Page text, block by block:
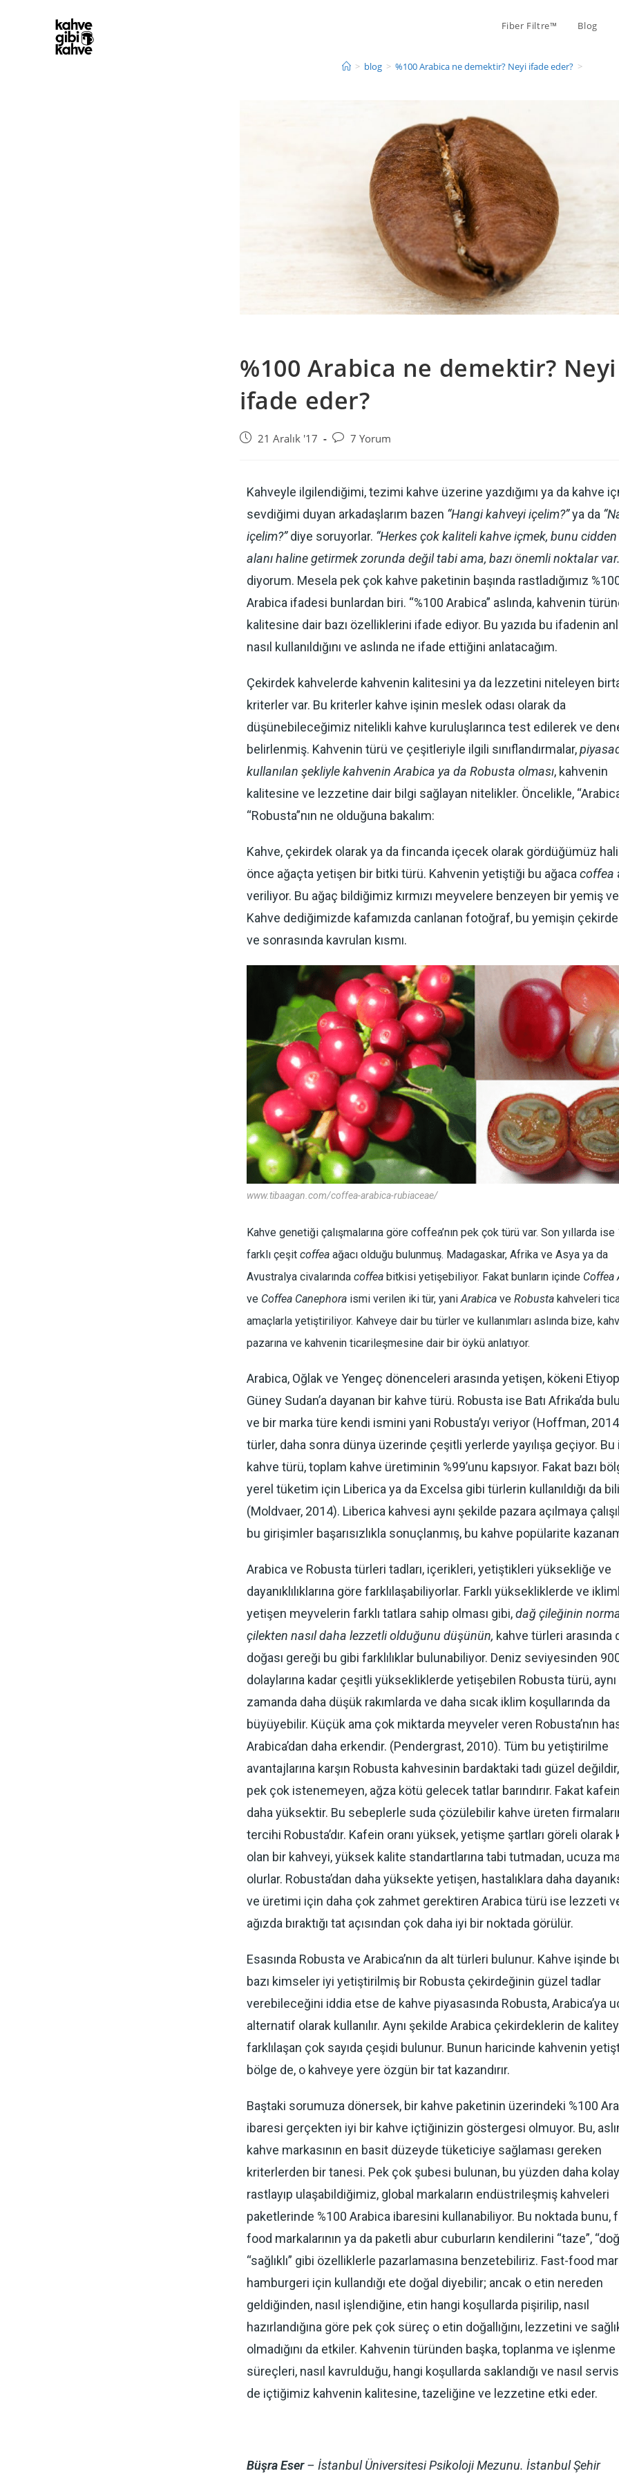
Fiber Filtre™ Blog
> blog > %100 Arabica ne demektir? Neyi ifade eder? >
%100 Arabica ne demektir? Neyi
ifade eder?
21 Aralık '17 7 Yorum
Kahveyle ilgilendiğimi, tezimi kahve üzerine yazdığımı ya da kahve
sevdiğimi duyan arkadaşlarım bazen “Hangi kahveyi içelim?”ya da
içelim?”diye soruyorlar. “Herkes çok kaliteli kahve içmek, bunu
alanı haline getirmek zorunda değil tabi ama, bazı önemli noktalar
diyorum. Mesela pek çok kahve paketinin başında rastladığımız
Arabica ifadesi bunlardan biri. “%100 Arabica” aslında, kahvenin
kalitesine dair bazı özelliklerini ifade ediyor. Bu yazıda bu ifadenin
nasıl kullanıldığını ve aslında ne ifade ettiğini anlatacağım.
Çekirdek kahvelerde kahvenin kalitesini ya da lezzetini niteleyen
kriterler var. Bu kriterler kahve işinin meslek odası olarak da
düşünebileceğimiz nitelikli kahve kuruluşlarınca test edilerek ve
belirlenmiş. Kahvenin türü ve çeşitleriyle ilgili sınıflandırmalar,
kullanılan şekliyle kahvenin Arabica ya da Robusta olması, kahvenin
kalitesine ve lezzetine dair bilgi sağlayan nitelikler. Öncelikle,
“Robusta”nın ne olduğuna bakalım:
Kahve, çekirdek olarak ya da fincanda içecek olarak gördüğümüz
önce ağaçta yetişen bir bitki türü. Kahvenin yetiştiği bu ağaca coffea
veriliyor. Bu ağaç bildiğimiz kırmızı meyvelere benzeyen bir yemiş
Kahve dediğimizde kafamızda canlanan fotoğraf, bu yemişin
ve sonrasında kavrulan kısmı.
www.tibaagan.com/coffea-arabica-rubiaceae/
Kahve genetiği çalışmalarına göre coffea’nın pek çok türü var. Son yıllarda ise
farklı çeşit coffea ağacı olduğu bulunmuş. Madagaskar, Afrika ve Asya ya da
Avustralya civalarında coffea bitkisi yetişebiliyor. Fakat bunların içinde Coffea
ve Coffea Canephora ismi verilen iki tür, yaniArabica ve Robusta kahveleri
amaçlarla yetiştiriliyor. Kahveye dair bu türler ve kullanımları aslında bize,
pazarına ve kahvenin ticarileşmesine dair bir öykü anlatıyor.
Arabica, Oğlak ve Yengeç dönenceleri arasında yetişen, kökeni
Güney Sudan’a dayanan bir kahve türü. Robusta ise Batı Afrika’da
ve bir marka türe kendi ismini yani Robusta’yı veriyor (Hoffman,
türler, daha sonra dünya üzerinde çeşitli yerlerde yayılışa geçiyor. Bu
kahve türü, toplam kahve üretiminin %99’unu kapsıyor. Fakat bazı
yerel tüketim için Liberica ya da Excelsa gibi türlerin kullanıldığı da
(Moldvaer, 2014). Liberica kahvesi aynı şekilde pazara açılmaya
bu girişimler başarısızlıkla sonuçlanmış, bu kahve popülarite
Arabica ve Robusta türleri tadları, içerikleri, yetiştikleri yüksekliğe ve
dayanıklılıklarına göre farklılaşabiliyorlar. Farklı yüksekliklerde ve
yetişen meyvelerin farklı tatlara sahip olması gibi,dağ çileğinin
çilekten nasıl daha lezzetli olduğunu düşünün, kahve türleri arasında
doğası gereği bu gibi farklılıklar bulunabiliyor. Deniz seviyesinden
dolaylarına kadar çeşitli yüksekliklerde yetişebilen Robusta türü, aynı
zamanda daha düşük rakımlarda ve daha sıcak iklim koşullarında da
büyüyebilir. Küçük ama çok miktarda meyveler veren Robusta’nın
Arabica’dan daha erkendir. (Pendergrast, 2010). Tüm bu yetiştirilme
avantajlarına karşın Robusta kahvesinin bardaktaki tadı güzel
pek çok istenemeyen, ağza kötü gelecek tatlar barındırır. Fakat
daha yüksektir. Bu sebeplerle suda çözülebilir kahve üreten
tercihi Robusta’dır. Kafein oranı yüksek, yetişme şartları göreli olarak
olan bir kahveyi, yüksek kalite standartlarına tabi tutmadan, ucuza
olurlar. Robusta’dan daha yüksekte yetişen, hastalıklara daha
ve üretimi için daha çok zahmet gerektiren Arabica türü ise lezzeti
ağızda bıraktığı tat açısından çok daha iyi bir noktada görülür.
Esasında Robusta ve Arabica’nın da alt türleri bulunur. Kahve işinde
bazı kimseler iyi yetiştirilmiş bir Robusta çekirdeğinin güzel tadlar
verebileceğini iddia etse de kahve piyasasında Robusta, Arabica’ya
alternatif olarak kullanılır. Aynı şekilde Arabica çekirdeklerin de
farklılaşan çok sayıda çeşidi bulunur. Bunun haricinde kahvenin
bölge de, o kahveye yere özgün bir tat kazandırır.
Baştaki sorumuza dönersek, bir kahve paketinin üzerindeki %100
ibaresi gerçekten iyi bir kahve içtiğinizin göstergesi olmuyor. Bu,
kahve markasının en basit düzeyde tüketiciye sağlaması gereken
kriterlerden bir tanesi. Pek çok şubesi bulunan, bu yüzden daha kolay
rastlayıp ulaşabildiğimiz, global markaların endüstrileşmiş kahveleri
paketlerinde %100 Arabica ibaresini kullanabiliyor. Bu noktada bunu,
food markalarının ya da paketli abur cuburların kendilerini “taze”,
“sağlıklı” gibi özelliklerle pazarlamasına benzetebiliriz. Fast-food
hamburgeri için kullandığı ete doğal diyebilir; ancak o etin nereden
geldiğinden, nasıl işlendiğine, etin hangi koşullarda pişirilip, nasıl
hazırlandığına göre pek çok süreç o etin doğallığını, lezzetini ve
olmadığını da etkiler. Kahvenin türünden başka, toplanma ve işlenme
süreçleri, nasıl kavrulduğu, hangi koşullarda saklandığı ve nasıl
de içtiğimiz kahvenin kalitesine, tazeliğine ve lezzetine etki eder.
Büşra Eser– İstanbul Üniversitesi Psikoloji Mezunu. İstanbul Şehir